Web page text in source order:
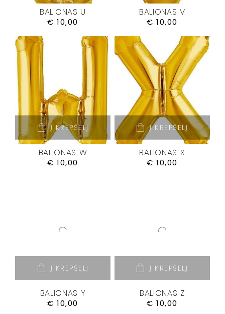
BALIONAS U
€ 10,00
BALIONAS V
€ 10,00
Į KREPŠELĮ
BALIONAS W
€ 10,00
Į KREPŠELĮ
BALIONAS X
€ 10,00
Į KREPŠELĮ
BALIONAS Y
€ 10,00
Į KREPŠELĮ
BALIONAS Z
€ 10,00